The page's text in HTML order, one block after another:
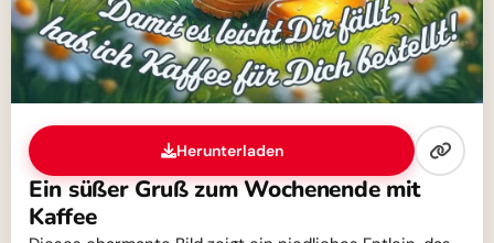
Herunterladen
Ein süßer Gruß zum Wochenende mit
Kaffee